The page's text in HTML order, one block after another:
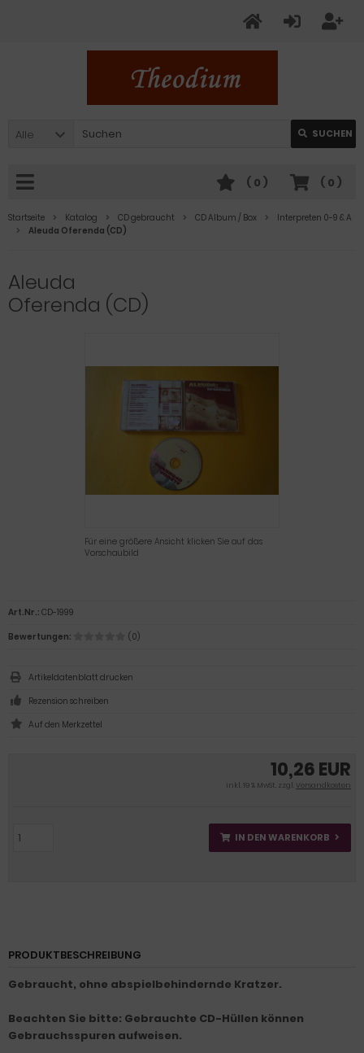
Alle SUCHEN
( 0 )
( 0 )
Startseite Katalog CD gebraucht CD Album / Box
Interpreten 0-9 & A
Aleuda Oferenda (CD)
Aleuda
Oferenda (CD)
Für eine größere Ansicht klicken Sie auf das
Vorschaubild
10,26 EUR
inkl. 19 % MwSt. zzgl.Versandkosten
IN DEN WARENKORB
Art.Nr.: CD-1999
Bewertungen:
(0)
Artikeldatenblatt drucken
Rezension schreiben
PRODUKTBESCHREIBUNG
Gebraucht, ohne abspielbehindernde Kratzer.
Beachten Sie bitte: Gebrauchte CD-Hüllen können
Gebrauchsspuren aufweisen.